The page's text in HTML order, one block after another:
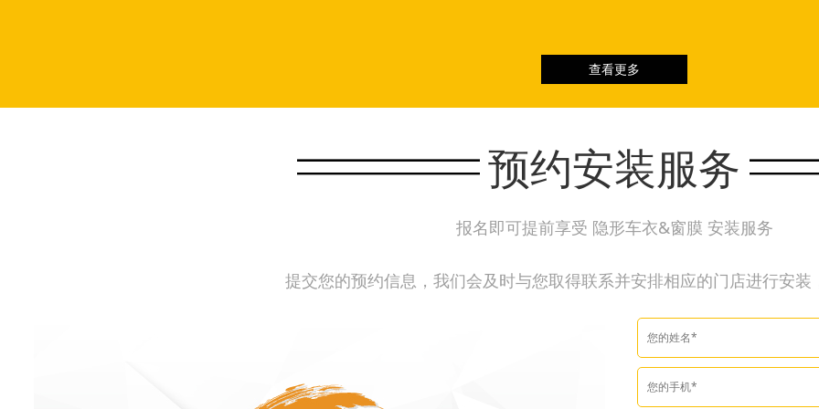
查看更多
预约安装服务
报名即可提前享受 隐形车衣&窗膜 安装服务
提交您的预约信息，我们会及时与您取得联系并安排相应的门店进行安装